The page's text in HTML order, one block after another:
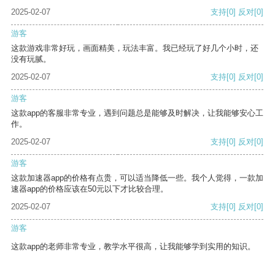
2025-02-07
支持[0] 反对[0]
游客
这款游戏非常好玩，画面精美，玩法丰富。我已经玩了好几个小时，还
没有玩腻。
2025-02-07
支持[0] 反对[0]
游客
这款app的客服非常专业，遇到问题总是能够及时解决，让我能够安心工
作。
2025-02-07
支持[0] 反对[0]
游客
这款加速器app的价格有点贵，可以适当降低一些。我个人觉得，一款加
速器app的价格应该在50元以下才比较合理。
2025-02-07
支持[0] 反对[0]
游客
这款app的老师非常专业，教学水平很高，让我能够学到实用的知识。